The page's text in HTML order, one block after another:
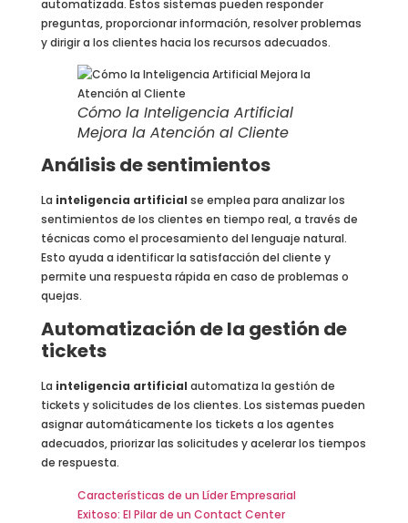
automatizada. Estos sistemas pueden responder
preguntas, proporcionar información, resolver problemas
y dirigir a los clientes hacia los recursos adecuados.
Cómo la Inteligencia Artificial
Mejora la Atención al Cliente
Análisis de sentimientos
La inteligencia artificial se emplea para analizar los
sentimientos de los clientes en tiempo real, a través de
técnicas como el procesamiento del lenguaje natural.
Esto ayuda a identificar la satisfacción del cliente y
permite una respuesta rápida en caso de problemas o
quejas.
Automatización de la gestión de
tickets
La inteligencia artificial automatiza la gestión de
tickets y solicitudes de los clientes. Los sistemas pueden
asignar automáticamente los tickets a los agentes
adecuados, priorizar las solicitudes y acelerar los tiempos
de respuesta.
Características de un Líder Empresarial
Exitoso: El Pilar de un Contact Center